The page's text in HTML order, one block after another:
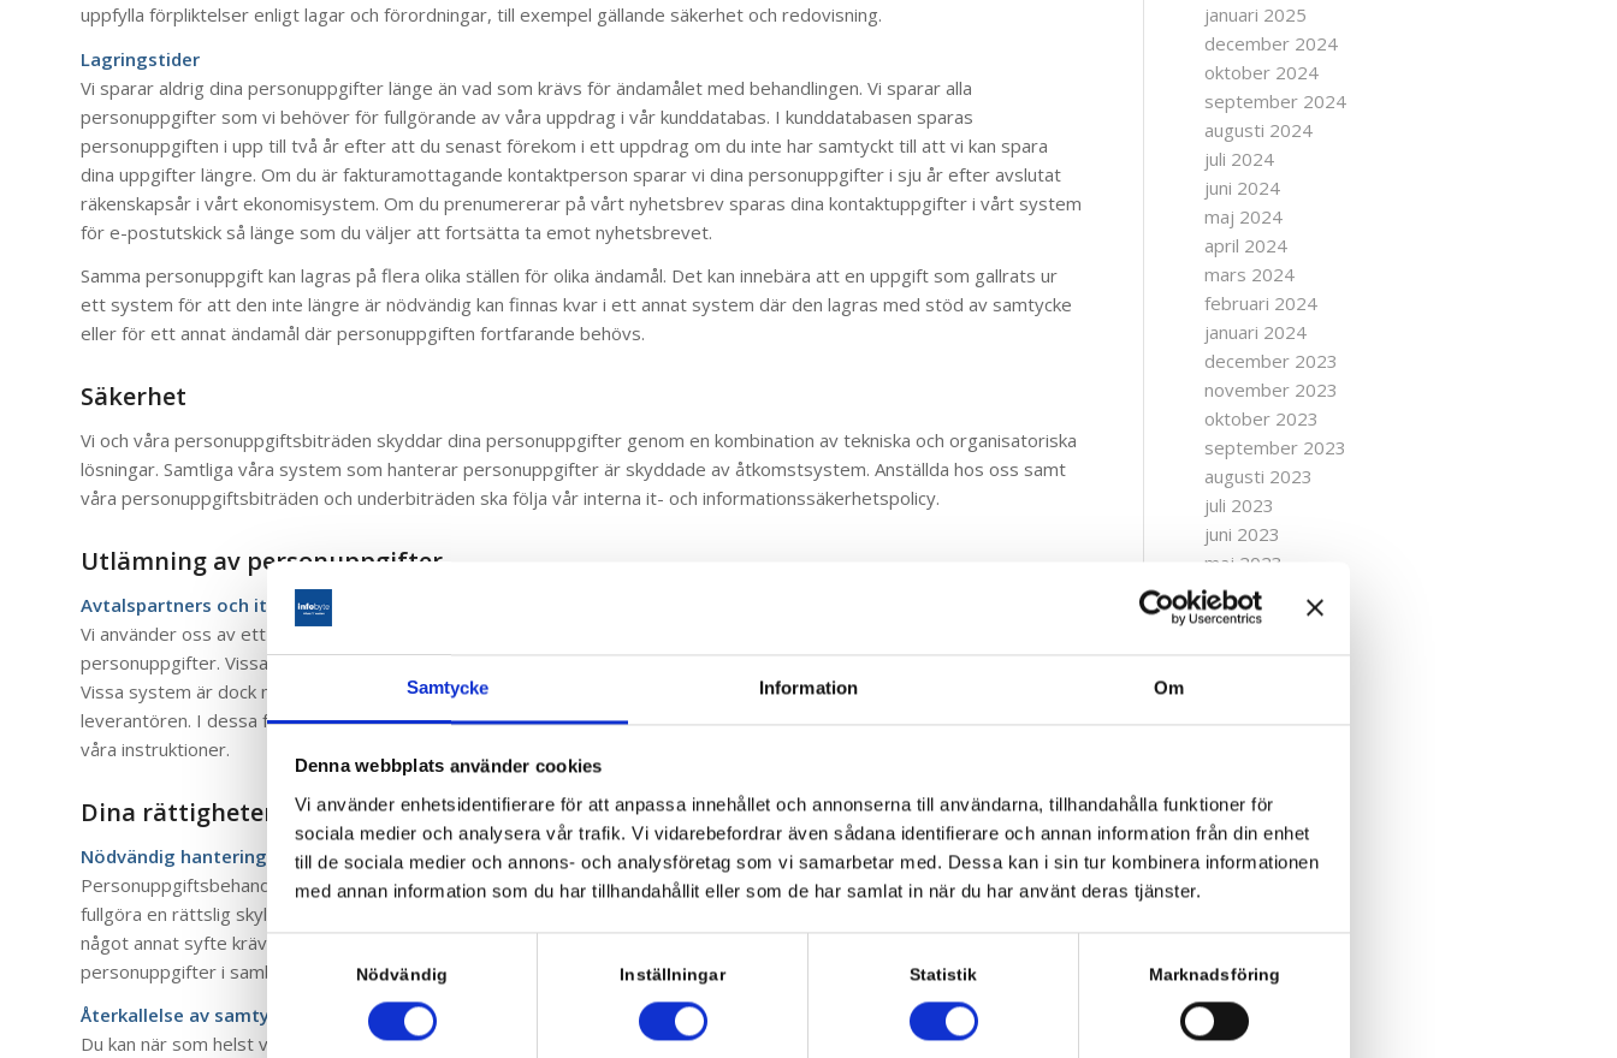
Samtycke Information Om
Denna webbplats använder cookies
Vi använder enhetsidentifierare för att anpassa innehållet och annonserna till användarna, tillhandahålla funktioner för
sociala medier och analysera vår trafik. Vi vidarebefordrar även sådana identifierare och annan information från din enhet
till de sociala medier och annons- och analysföretag som vi samarbetar med. Dessa kan i sin tur kombinera informationen
med annan information som du har tillhandahållit eller som de har samlat in när du har använt deras tjänster.
Samtyckesval
Nödvändig Inställningar Statistik Marknadsföring
uppfylla förpliktelser enligt lagar och förordningar, till exempel gällande säkerhet och redovisning.
Lagringstider
Vi sparar aldrig dina personuppgifter länge än vad som krävs för ändamålet med behandlingen. Vi sparar alla
personuppgifter som vi behöver för fullgörande av våra uppdrag i vår kunddatabas. I kunddatabasen sparas
personuppgiften i upp till två år efter att du senast förekom i ett uppdrag om du inte har samtyckt till att vi kan spara
dina uppgifter längre. Om du är fakturamottagande kontaktperson sparar vi dina personuppgifter i sju år efter avslutat
räkenskapsår i vårt ekonomisystem. Om du prenumererar på vårt nyhetsbrev sparas dina kontaktuppgifter i vårt system
för e-postutskick så länge som du väljer att fortsätta ta emot nyhetsbrevet.
Samma personuppgift kan lagras på flera olika ställen för olika ändamål. Det kan innebära att en uppgift som gallrats ur
ett system för att den inte längre är nödvändig kan finnas kvar i ett annat system där den lagras med stöd av samtycke
eller för ett annat ändamål där personuppgiften fortfarande behövs.
Säkerhet
Vi och våra personuppgiftsbiträden skyddar dina personuppgifter genom en kombination av tekniska och organisatoriska
lösningar. Samtliga våra system som hanterar personuppgifter är skyddade av åtkomstsystem. Anställda hos oss samt
våra personuppgiftsbiträden och underbiträden ska följa vår interna it- och informationssäkerhetspolicy.
Utlämning av personuppgifter
Avtalspartners och it-leverantörer
Vi använder oss av ett antal olika it-tjänster och it-system i vår verksamhet. I vissa av dessa lagras och hanteras
personuppgifter. Vissa system är installerade lokalt hos oss och det är bara vår personal som har tillgång till uppgifterna.
Vissa system är dock molnlösningar eller installerade hos leverantören och innebär att vi överför personuppgifter till
leverantören. I dessa fall är leverantören vårt personuppgiftsbiträde och hanterar uppgifterna på vårt uppdrag och enligt
våra instruktioner.
Dina rättigheter
Nödvändig hantering av personuppgifter och hantering med stöd av samtycke
Personuppgiftsbehandling som är nödvändig för att vi ska kunna fullgöra ett avtal med dig eller för att vi ska kunna
fullgöra en rättslig skyldighet är tillåten utan samtycke. För att vi ska kunna samla in och hantera dina personuppgifter i
något annat syfte krävs däremot att du samtycker till behandlingen. Du lämnar samtycke till hantering av dina
personuppgifter i samband med att du anmäler dig till vårt nyhetsbrev.
Återkallelse av samtycke
Du kan när som helst välja att återkalla ditt samtycke genom att kontakta oss på kontaktuppgifterna ovan. Om du
januari 2025
december 2024
oktober 2024
september 2024
augusti 2024
juli 2024
juni 2024
maj 2024
april 2024
mars 2024
februari 2024
januari 2024
december 2023
november 2023
oktober 2023
september 2023
augusti 2023
juli 2023
juni 2023
maj 2023
april 2023
mars 2023
januari 2023
augusti 2022
juli 2022
juni 2022
mars 2022
februari 2022
januari 2022
december 2021